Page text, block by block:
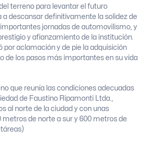
terreno para levantar el futuro
a descansar definitivamente la solidez de
importantes jornadas de automovilismo, y
y afianzamiento de la institución.
por aclamación y de pie la adquisición
de los pasos más importantes en su vida
que reunía las condiciones adecuadas
de Faustino Ripamonti Ltda.,
al norte de la ciudad y con unas
metros de norte a sur y 600 metros de